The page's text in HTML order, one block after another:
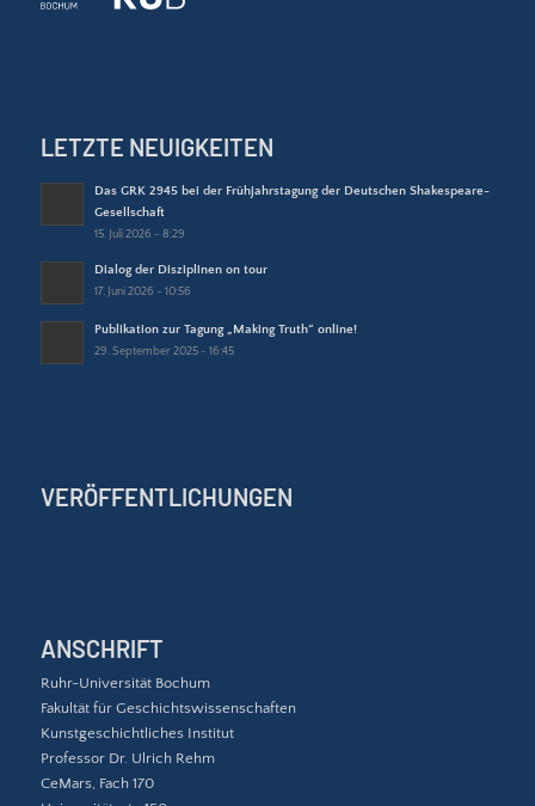
LETZTE NEUIGKEITEN
Das GRK 2945 bei der Frühjahrstagung der Deutschen Shakespeare-
Gesellschaft
15. Juli 2026 - 8:29
Dialog der Disziplinen on tour
17. Juni 2026 - 10:56
Publikation zur Tagung „Making Truth“ online!
29. September 2025 - 16:45
VERÖFFENTLICHUNGEN
ANSCHRIFT
Ruhr-Universität Bochum
Fakultät für Geschichtswissenschaften
Kunstgeschichtliches Institut
Professor Dr. Ulrich Rehm
CeMars, Fach 170